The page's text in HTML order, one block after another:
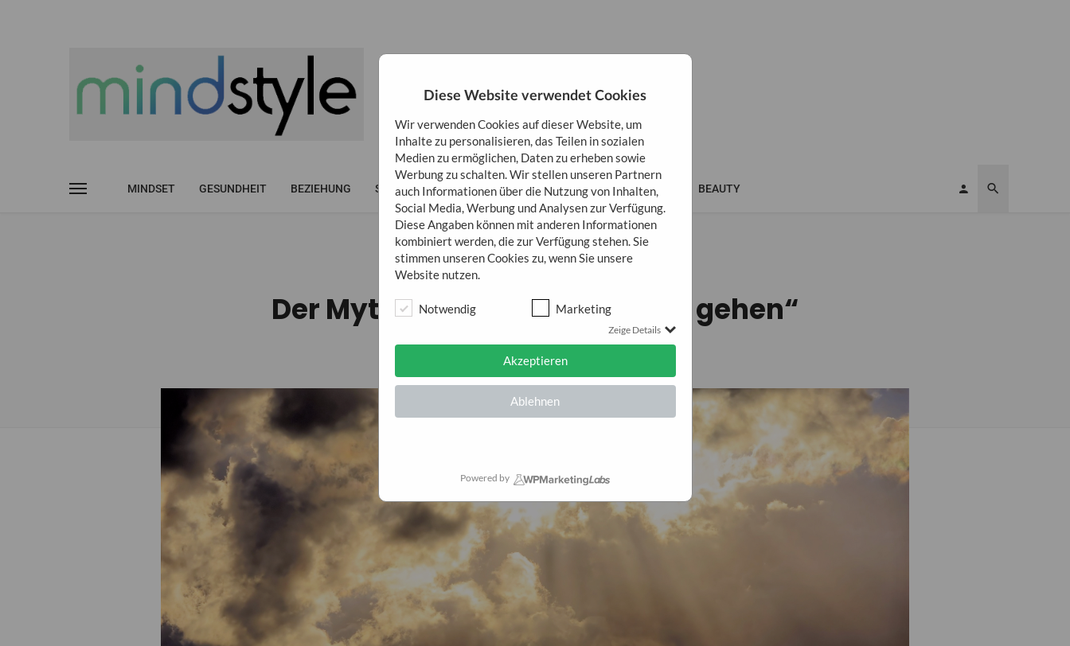
MINDSET GESUNDHEIT BEZIEHUNG SPIRITUALITÄT LIFESTYLE BÜCHER BUSINESS BEAUTY
Der Mythos mit dem „ins Licht gehen“
13. April 2017 2
Diese Website verwendet Cookies
Wir verwenden Cookies auf dieser Website, um
Inhalte zu personalisieren, das Teilen in sozialen
Medien zu ermöglichen, Daten zu erheben sowie
Werbung zu schalten. Wir stellen unseren Partnern
auch Informationen über die Nutzung von Inhalten,
Social Media, Werbung und Analysen zur Verfügung.
Diese Angaben können mit anderen Informationen
kombiniert werden, die zur Verfügung stehen. Sie
stimmen unseren Cookies zu, wenn Sie unsere
Website nutzen.
Notwendig Marketing
Zeige Details
Akzeptieren
Ablehnen
Powered by